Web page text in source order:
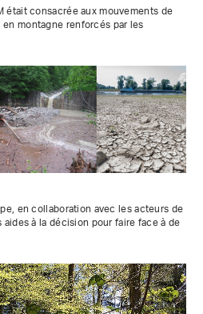
consacrée aux mouvements de
montagne renforcés par les
en collaboration avec les acteurs de
à la décision pour faire face à de